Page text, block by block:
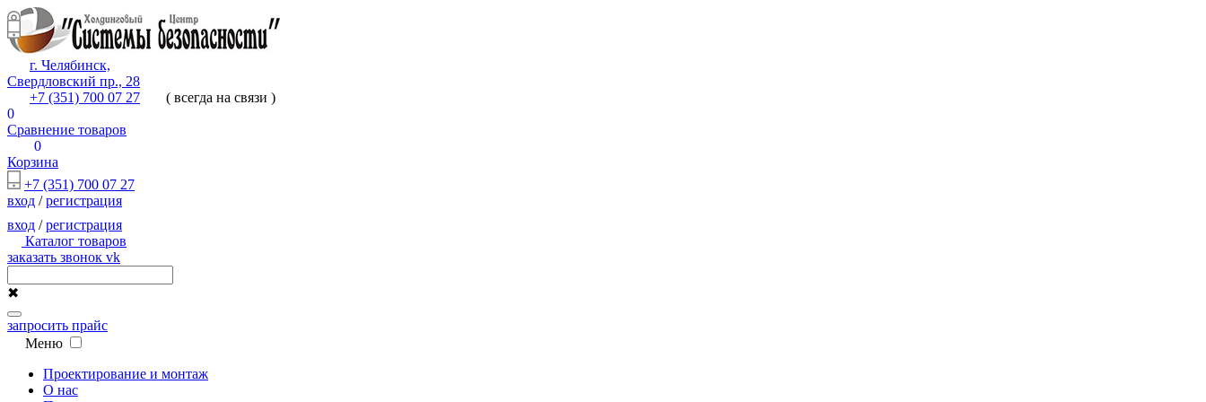
г. Челябинск,
Свердловский пр., 28
+7 (351) 700 07 27
( всегда на связи )
0
Сравнение товаров
0
Корзина
+7 (351) 700 07 27
вход /регистрация
вход /регистрация
Каталог товаров
заказать звонок vk
✖
запросить прайс
Меню
Проектирование и монтаж
О нас